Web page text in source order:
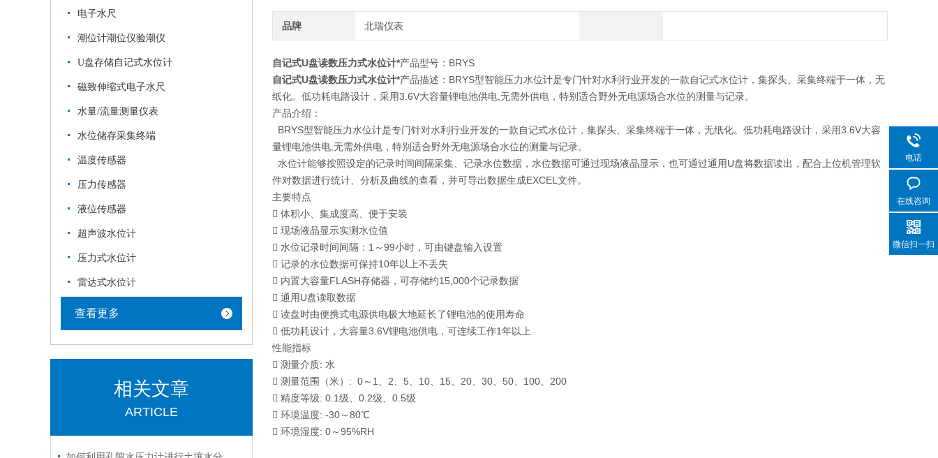
电子水尺
潮位计潮位仪验潮仪
U盘存储自记式水位计
磁致伸缩式电子水尺
水量/流量测量仪表
水位储存采集终端
温度传感器
压力传感器
液位传感器
超声波水位计
压力式水位计
雷达式水位计
查看更多
相关文章
ARTICLE
品牌 北瑞仪表
自记式U盘读数压力式水位计*产品型号：BRYS
自记式U盘读数压力式水位计*产品描述：BRYS型智能压力水位计是专门针对水利行业开发的一款自记式水位计，集探头、采集终端于一体，无
纸化。低功耗电路设计，采用3.6V大容量锂电池供电,无需外供电，特别适合野外无电源场合水位的测量与记录。
产品介绍：
BRYS型智能压力水位计是专门针对水利行业开发的一款自记式水位计，集探头、采集终端于一体，无纸化。低功耗电路设计，采用3.6V大容
量锂电池供电,无需外供电，特别适合野外无电源场合水位的测量与记录。
水位计能够按照设定的记录时间间隔采集、记录水位数据，水位数据可通过现场液晶显示，也可通过通用U盘将数据读出，配合上位机管理软
件对数据进行统计、分析及曲线的查看，并可导出数据生成EXCEL文件。
主要特点
 体积小、集成度高、便于安装
 现场液晶显示实测水位值
 水位记录时间间隔：1～99小时，可由键盘输入设置
 记录的水位数据可保持10年以上不丢失
 内置大容量FLASH存储器，可存储约15,000个记录数据
 通用U盘读取数据
 读盘时由便携式电源供电极大地延长了锂电池的使用寿命
 低功耗设计，大容量3.6V锂电池供电，可连续工作1年以上
性能指标
 测量介质: 水
 测量范围（米）: 0～1、2、5、10、15、20、30、50、100、200
 精度等级: 0.1级、0.2级、0.5级
 环境温度: -30～80℃
 环境湿度: 0～95%RH
电话
在线咨询
微信扫一扫